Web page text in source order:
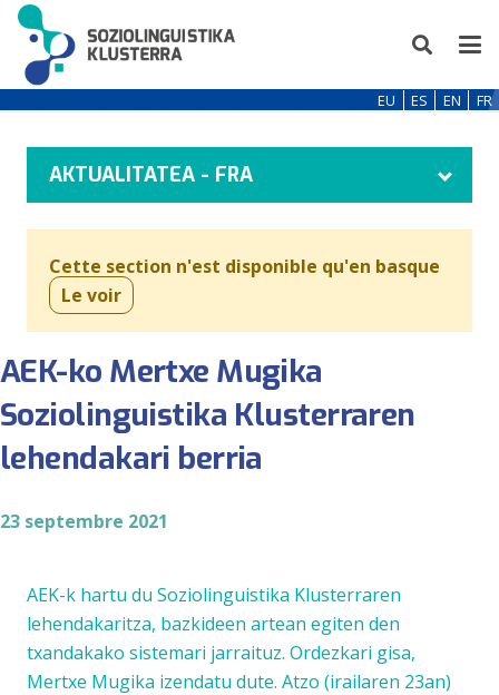
EU ES EN FR
AKTUALITATEA - FRA
Cette section n'est disponible qu'en basque
Le voir
AEK-ko Mertxe Mugika
Soziolinguistika Klusterraren
lehendakari berria
23 septembre 2021
AEK-k hartu du Soziolinguistika Klusterraren
lehendakaritza, bazkideen artean egiten den
txandakako sistemari jarraituz. Ordezkari gisa,
Mertxe Mugika izendatu dute. Atzo (irailaren 23an)